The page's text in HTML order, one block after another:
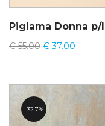
Pigiama Donna
€55.00 €37.00
32.7%